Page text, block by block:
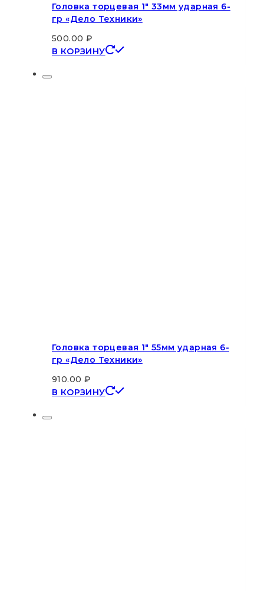
Головка торцевая 1″ 33мм ударная 6-
гр «Дело Техники»
500.00 ₽
В КОРЗИНУ
Головка торцевая 1″ 55мм ударная 6-
гр «Дело Техники»
910.00 ₽
В КОРЗИНУ